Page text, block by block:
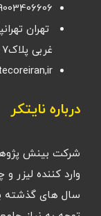
غربی پلاک۷ واحد ۶
درباره نایتکر
شرکت بینش
وارد کننده لیزر
سال های گذشته